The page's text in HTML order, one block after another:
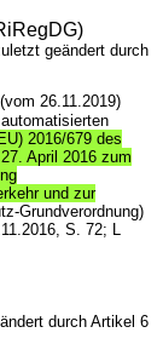
geändert durch
(vom 26.11.2019)
2016/679 des
April 2016 zum
und zur
Grundverordnung)
S. 72; L
durch Artikel 6